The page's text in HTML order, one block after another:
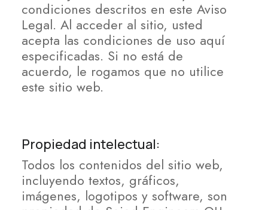
condiciones descritos en este Aviso
Legal. Al acceder al sitio, usted
acepta las condiciones de uso aquí
especificadas. Si no está de
acuerdo, le rogamos que no utilice
este sitio web.
Propiedad intelectual:
Todos los contenidos del sitio web,
incluyendo textos, gráficos,
imágenes, logotipos y software, son